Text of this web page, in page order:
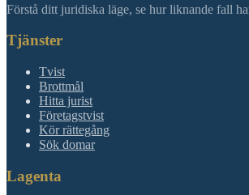
Förstå ditt juridiska läge, se hur liknande fall
Tjänster
Tvist
Brottmål
Hitta jurist
Företagstvist
Kör rättegång
Sök domar
Lagenta